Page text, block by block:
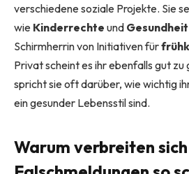
verschiedene soziale Projekte. Sie
wie Kinderrechte und Gesundheit
Schirmherrin von Initiativen für
Privat scheint es ihr ebenfalls gut zu
spricht sie oft darüber, wie wichtig
ein gesunder Lebensstil sind.
Warum verbreiten